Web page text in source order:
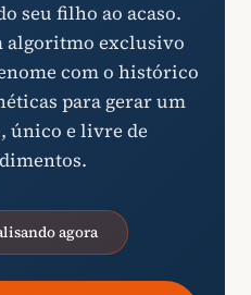
seu filho ao acaso.
algoritmo exclusivo
com o histórico
para gerar um
único e livre de
agora